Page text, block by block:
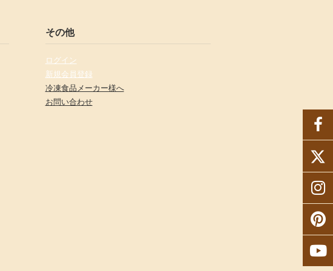
その他
ログイン
新規会員登録
冷凍食品メーカー様へ
お問い合わせ